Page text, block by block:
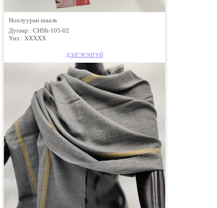
Ноолууран шааль
Дугаар : CHSh-105-02
Үнэ : ХХХХХ
ДЭЛГЭРЭНГҮЙ